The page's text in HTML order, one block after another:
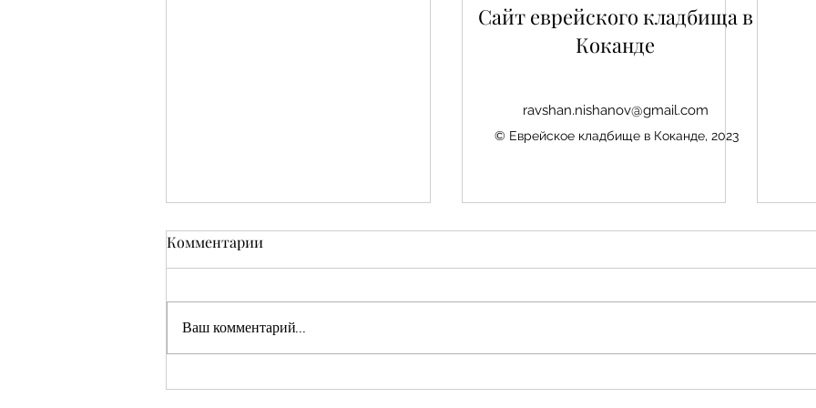
Авезбакиев Эдуард
Комментарии
Ваш комментарий...
Сайт еврейского кладбища в
Коканде
ravshan.nishanov@gmail.com
© Еврейское кладбище в Коканде, 2023